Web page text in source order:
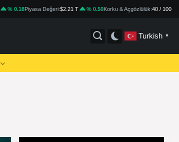
% 0.18Piyasa Değeri:$2.21 T % 0.50Korku & Açgözlülük:40 / 100
Turkish ▼